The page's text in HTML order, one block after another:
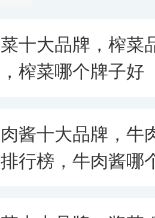
十大品牌，榨菜
榨菜哪个牌子好
酱十大品牌，牛
行榜，牛肉酱哪